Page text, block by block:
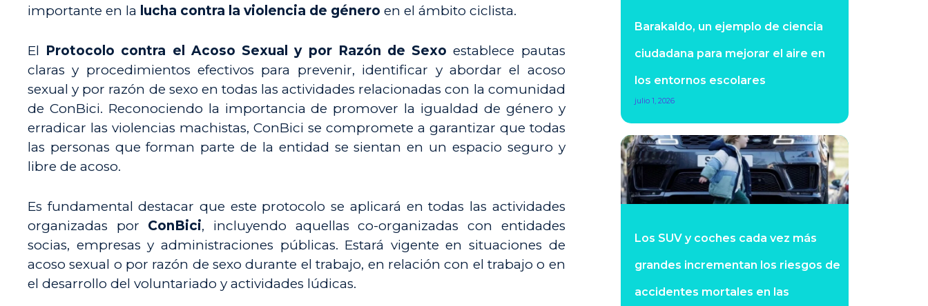
importante en la lucha contra la violencia de género en el ámbito ciclista.
El Protocolo contra el Acoso Sexual y por Razón de Sexo establece pautas
claras y procedimientos efectivos para prevenir, identificar y abordar el acoso
sexual y por razón de sexo en todas las actividades relacionadas con la comunidad
de ConBici. Reconociendo la importancia de promover la igualdad de género y
erradicar las violencias machistas, ConBici se compromete a garantizar que todas
las personas que forman parte de la entidad se sientan en un espacio seguro y
libre de acoso.
Es fundamental destacar que este protocolo se aplicará en todas las actividades
organizadas por ConBici, incluyendo aquellas co-organizadas con entidades
socias, empresas y administraciones públicas. Estará vigente en situaciones de
acoso sexual o por razón de sexo durante el trabajo, en relación con el trabajo o en
el desarrollo del voluntariado y actividades lúdicas.
Barakaldo, un ejemplo de ciencia
ciudadana para mejorar el aire en
los entornos escolares
julio 1, 2026
Los SUV y coches cada vez más
grandes incrementan los riesgos de
accidentes mortales en las